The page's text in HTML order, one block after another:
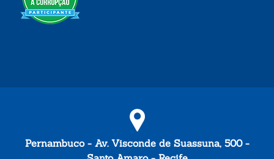
Pernambuco - Av. Visconde de Suassuna, 500 -